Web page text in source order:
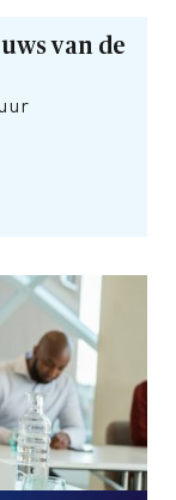
van de